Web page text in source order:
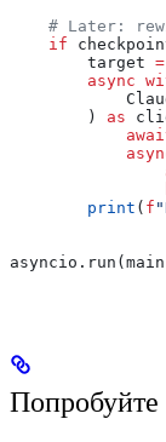
# Later:
    if
        target
=
        async
        )
as
        print
( f
Попробуйте